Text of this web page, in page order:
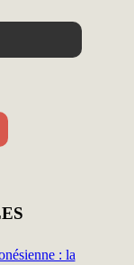
: la